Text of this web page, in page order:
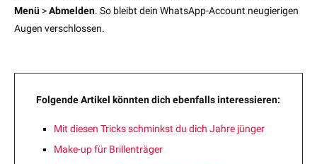
Menü >Abmelden. So bleibt dein WhatsApp-Account neugierigen
Augen verschlossen.
Folgende Artikel könnten dich ebenfalls interessieren:
Mit diesen Tricks schminkst du dich Jahre jünger
Make-up für Brillenträger